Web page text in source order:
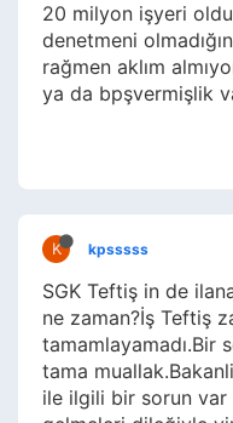
20 milyon işyeri
denetmeni
rağmen aklım
ya da bpşvermişlik
K kpsssss
SGK Teftiş in de
ne zaman?İş Teftiş
tamamlayamadı.Bir
tama
ile ilgili bir sorun var